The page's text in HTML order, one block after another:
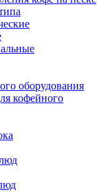
оборудования
кофейного